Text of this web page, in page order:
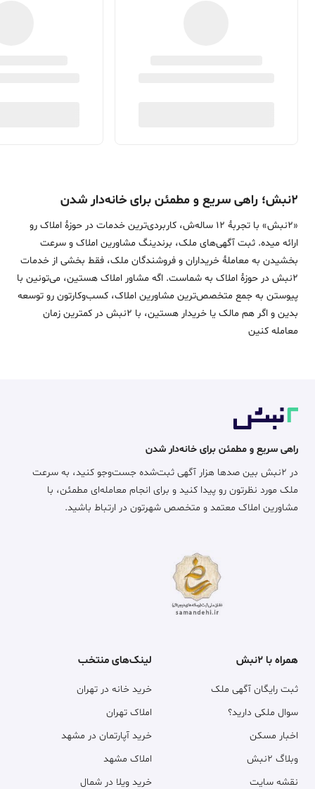
۲نبش؛ راهی سریع و مطمئن برای خانه‌دار شدن
«2نبش» با تجربۀ 12 ساله‌ش، کاربردی‌ترین خدمات در حوزۀ املاک رو
ارائه میده. ثبت آگهی‌های ملک، برندینگ مشاورین املاک و سرعت
بخشیدن به معاملۀ خریداران و فروشندگان ملک، فقط بخشی از خدمات
2نبش در حوزۀ املاک به شماست. اگه مشاور املاک هستین، می‌تونین با
پیوستن به جمع متخصص‌ترین مشاورین املاک، کسب‌وکارتون رو توسعه
بدین و اگر هم مالک یا خریدار هستین، با 2نبش در کمترین زمان
معامله‌ کنین
راهی سریع و مطمئن برای خانه‌دار شدن
در ۲نبش بین صدها هزار آگهی ثبت‌شده جست‌وجو کنید، به سرعت
ملک مورد نظرتون رو پیدا کنید و برای انجام معامله‌ای مطمئن، با
مشاورین املاک معتمد و متخصص شهرتون در ارتباط باشید.
همراه با ۲نبش
ثبت رایگان آگهی ملک
سوال ملکی دارید؟
اخبار مسکن
وبلاگ ۲نبش
نقشه سایت
لینک‌های منتخب
خرید خانه در تهران
املاک تهران
خرید آپارتمان در مشهد
املاک مشهد
خرید ویلا در شمال